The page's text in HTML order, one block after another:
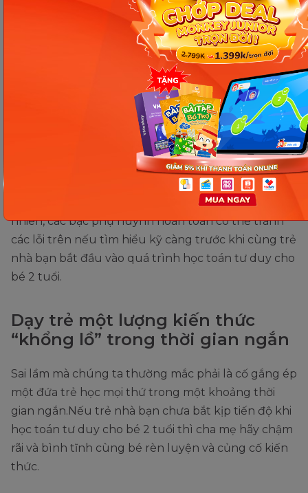
Trẻ nhận biết con số qua hình ảnh sinh động. (Ảnh: Sưu tầm
Internet)
Những sai lầm của bố mẹ khi
dạy con 2 tuổi học toán tư duy
Quá trình học của bé cũng là quá trình học của cả
cha mẹ. Vì thế trong quá trình truyền đạt khó có
thể tránh khỏi những sai sót không đáng có. Tuy
nhiên, các bậc phụ huynh hoàn toàn có thể tránh
các lỗi trên nếu tìm hiểu kỹ càng trước khi cùng trẻ
nhà bạn bắt đầu vào quá trình học toán tư duy cho
bé 2 tuổi.
Dạy trẻ một lượng kiến thức
“khổng lồ” trong thời gian ngắn
Sai lầm mà chúng ta thường mắc phải là cố gắng ép
một đứa trẻ học mọi thứ trong một khoảng thời
gian ngắn.Nếu trẻ nhà bạn chưa bắt kịp tiến độ khi
học toán tư duy cho bé 2 tuổi thì cha mẹ hãy chậm
rãi và bình tĩnh cùng bé rèn luyện và củng cố kiến ​​
thức.